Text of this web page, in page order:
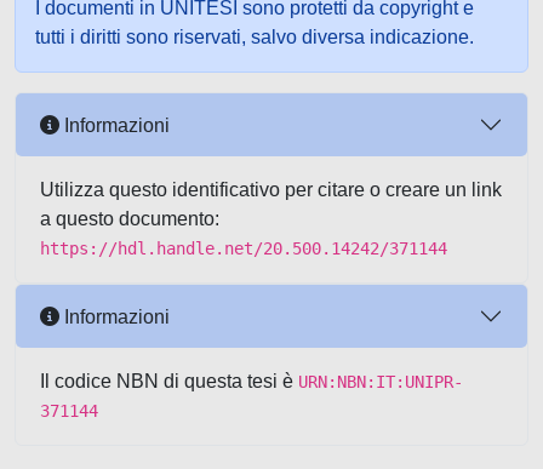
I documenti in UNITESI sono protetti da copyright e
tutti i diritti sono riservati, salvo diversa indicazione.
Informazioni
Utilizza questo identificativo per citare o creare un link
a questo documento:
https://hdl.handle.net/20.500.14242/371144
Informazioni
Il codice NBN di questa tesi è URN:NBN:IT:UNIPR-
371144